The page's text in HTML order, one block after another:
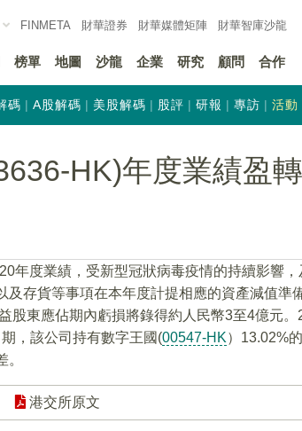
FINMETA 財華證券 財華媒體矩陣 財華智庫沙龍
榜單 地圖 沙龍 企業 研究 顧問 合作
碼 A股解碼 美股解碼 股評 研報 專訪 活動
HK)年度業績盈
年度業績，受新型冠狀病毒疫情的持續影響
存貨等事項在本年度計提相應的資產減值準
股東應佔期內虧損將錄得約人民幣3至4億元
，該公司持有數字王國(00547-HK）13.02%
港交所原文